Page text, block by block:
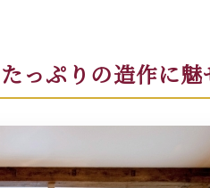
たっぷりの造作に